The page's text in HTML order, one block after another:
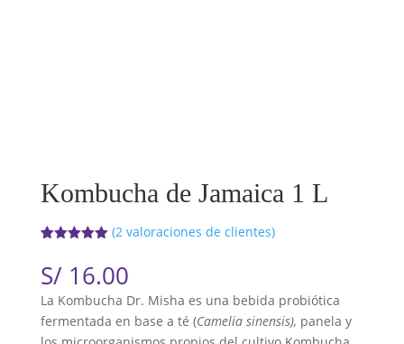
Kombucha de Jamaica 1 L
5 en base
valoracione
s de
clientes
(2 valoraciones de clientes)
S/ 16.00
La Kombucha Dr. Misha es una bebida probiótica
fermentada en base a té (Camelia sinensis), panela y